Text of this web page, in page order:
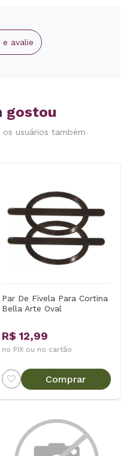
e avalie
gostou
usuários também
Par De Fivela Para Cortina
Bella Arte Oval
R$ 12,99
no PIX ou no cartão
Comprar